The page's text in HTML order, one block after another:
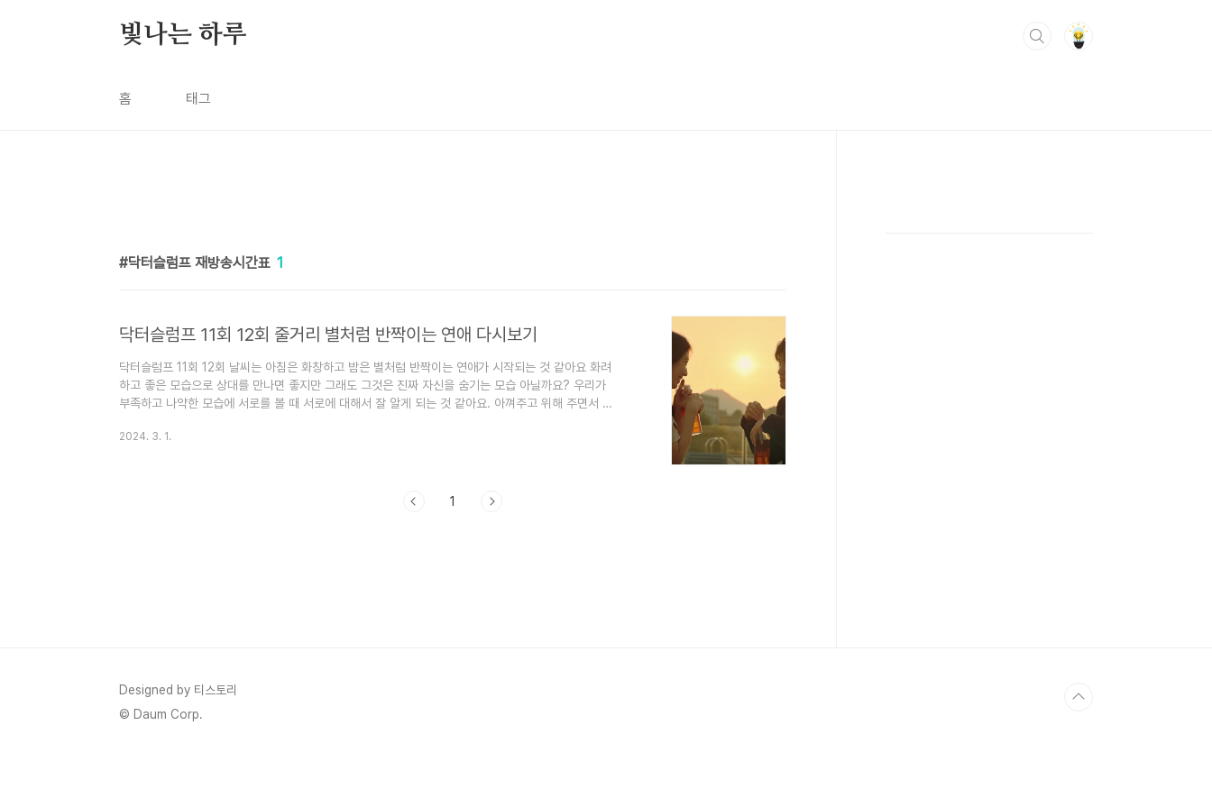
빛나는 하루
홈 태그
닥터슬럼프 재방송시간표 1
닥터슬럼프 11회 12회 줄거리 별처럼 반짝이는 연애 다시보기
닥터슬럼프 11회 12회 날씨는 아침은 화창하고 밤은 별처럼 반짝이는 연애가 시작되는 것 같아요 화려
하고 좋은 모습으로 상대를 만나면 좋지만 그래도 그것은 진짜 자신을 숨기는 모습 아닐까요? 우리가
부족하고 나약한 모습에 서로를 볼 때 서로에 대해서 잘 알게 되는 것 같아요. 아껴주고 위해 주면서 양
정리해 봅니다. 1. 닥터슬럼프 13회 예고 - 자신때문에 하늘이 다쳤다고 괴로워하는 정우 민경민을 만난
2024. 3. 1.
1
Designed by 티스토리
© Daum Corp.